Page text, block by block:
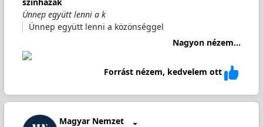
Ünnep együtt lenni a k
Ünnep együtt lenni a közönséggel
Nagyon nézem...
Forrást nézem, kedvelem ott
Magyar Nemzet